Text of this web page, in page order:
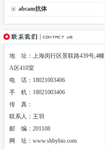
abcam抗体
地 址：上海闵行区景联路439号,4幢
A区410室
电 话：18021003406
手 机：18021003406
传 真：
联系人：王羽
邮 编：201108
网 址： www.shbybio.com